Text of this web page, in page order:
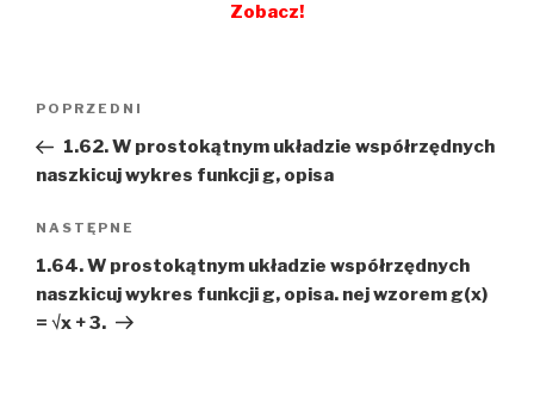
Zobacz!
Poprzedni
wpis
POPRZEDNI
1.62. W prostokątnym układzie współrzędnych
naszkicuj wykres funkcji g, opisa
Następny
wpis
NASTĘPNE
1.64. W prostokątnym układzie współrzędnych
naszkicuj wykres funkcji g, opisa. nej wzorem g(x)
= √x + 3.